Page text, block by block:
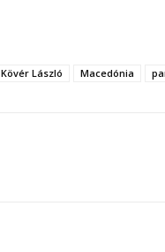
Kövér László Macedónia